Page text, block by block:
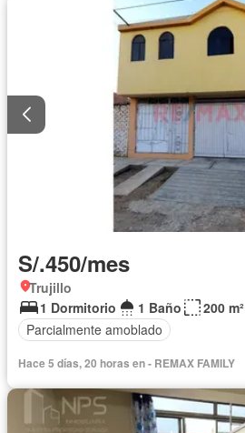
S/.450/mes
Trujillo
1 Dormitorio
1 Baño
200 m²
Parcialmente amoblado
Hace 5 días, 20 horas en - REMAX FAMILY